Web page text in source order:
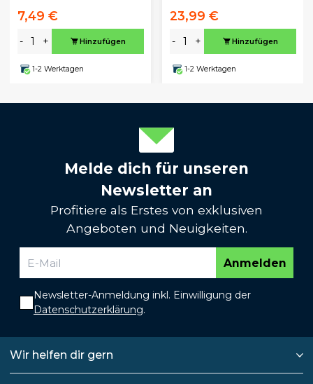
7,49 €
- + Hinzufügen
1-2 Werktagen
23,99 €
- + Hinzufügen
1-2 Werktagen
Melde dich für unseren
Newsletter an
Profitiere als Erstes von exklusiven
Angeboten und Neuigkeiten.
Anmelden
Newsletter-Anmeldung inkl. Einwilligung der
Datenschutzerklärung.
Wir helfen dir gern